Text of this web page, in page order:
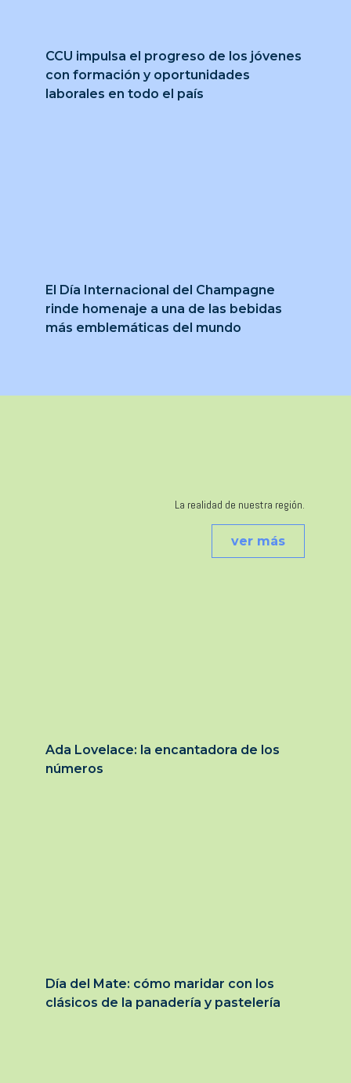
CCU impulsa el progreso de los jóvenes
con formación y oportunidades
laborales en todo el país
El Día Internacional del Champagne
rinde homenaje a una de las bebidas
más emblemáticas del mundo
La realidad de nuestra región.
ver más
Ada Lovelace: la encantadora de los
números
Día del Mate: cómo maridar con los
clásicos de la panadería y pastelería